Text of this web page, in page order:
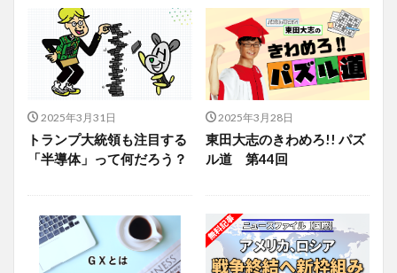
2025年3月31日
トランプ大統領も注目する
「半導体」って何だろう？
2025年3月28日
東田大志のきわめろ!! パズ
ル道 第44回